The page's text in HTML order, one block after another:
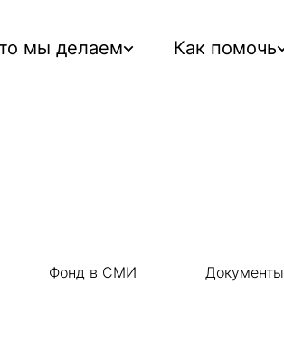
мы делаем Как помочь
Фонд в СМИ Документы